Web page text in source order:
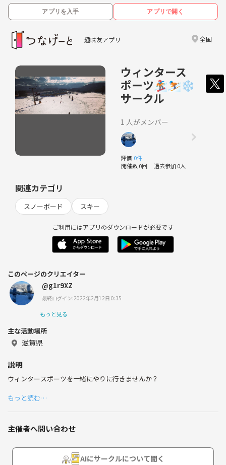
アプリを入手 アプリで開く
趣味友アプリ 全国
ウィンタース
ポーツ🏂⛷❄️
サークル
1 人がメンバー
評価 0件
開催数 0回 過去参加 0人
関連カテゴリ
スノーボード スキー
ご利用にはアプリのダウンロードが必要です
このページのクリエイター
@g1r9XZ
最終ログイン:2022年2月12日 0:35
もっと見る
主な活動場所
滋賀県
説明
ウィンタースポーツを一緒にやりに行きませんか？
もっと読む…
主催者へ問い合わせ
AIにサークルについて聞く